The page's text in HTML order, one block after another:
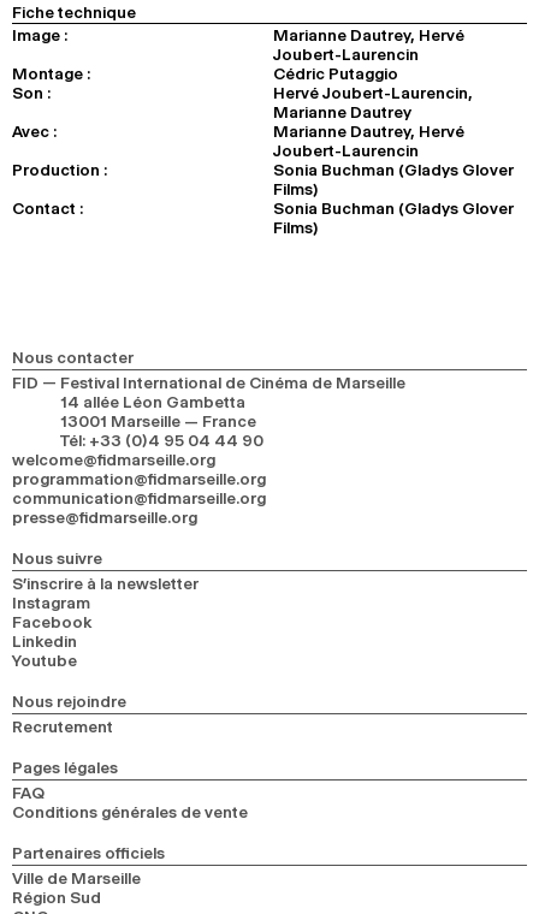
Fiche technique
Image :
Marianne Dautrey, Hervé
Joubert-Laurencin
Montage :
Cédric Putaggio
Son :
Hervé Joubert-Laurencin,
Marianne Dautrey
Avec :
Marianne Dautrey, Hervé
Joubert-Laurencin
Production :
Sonia Buchman (Gladys Glover
Films)
Contact :
Sonia Buchman (Gladys Glover
Films)
Nous contacter
FID — Festival International de Cinéma de Marseille
14 allée Léon Gambetta
13001 Marseille — France
Tél: +33 (0)4 95 04 44 90
welcome@fidmarseille.org
programmation@fidmarseille.org
communication@fidmarseille.org
presse@fidmarseille.org
Nous suivre
S’inscrire à la newsletter
Instagram
Facebook
Linkedin
Youtube
Nous rejoindre
Recrutement
Pages légales
FAQ
Conditions générales de vente
Partenaires officiels
Ville de Marseille
Région Sud